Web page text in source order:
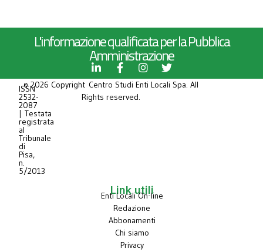
L'informazione qualificata per la Pubblica
Amministrazione
ISSN
2532-
2087
| Testata
registrata
al
Tribunale
di
Pisa,
n.
5/2013
© 2026 Copyright Centro Studi Enti Locali Spa. All
Rights reserved.
Link utili
Enti Locali On-line
Redazione
Abbonamenti
Chi siamo
Privacy